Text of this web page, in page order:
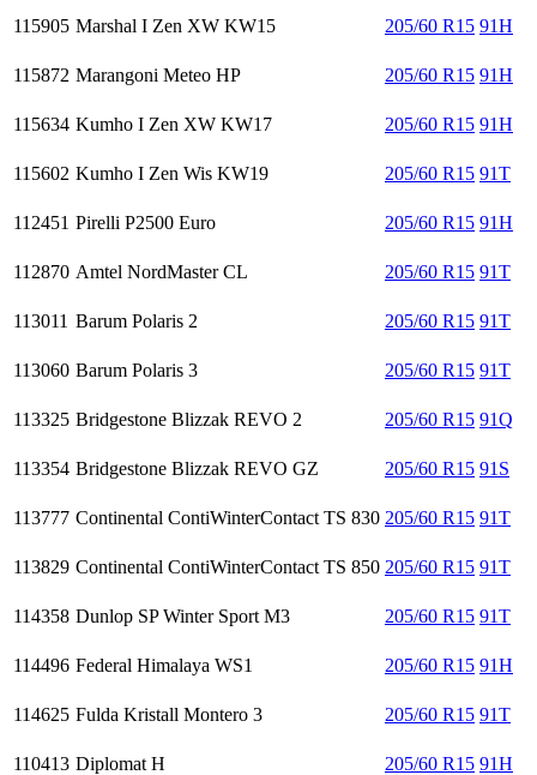
115905 Marshal I Zen XW KW15 205/60 R15 91H
115872 Marangoni Meteo HP 205/60 R15 91H
115634 Kumho I Zen XW KW17 205/60 R15 91H
115602 Kumho I Zen Wis KW19 205/60 R15 91T
112451 Pirelli P2500 Euro 205/60 R15 91H
112870 Amtel NordMaster CL 205/60 R15 91T
113011 Barum Polaris 2 205/60 R15 91T
113060 Barum Polaris 3 205/60 R15 91T
113325 Bridgestone Blizzak REVO 2 205/60 R15 91Q
113354 Bridgestone Blizzak REVO GZ 205/60 R15 91S
113777 Continental ContiWinterContact TS 830 205/60 R15 91T
113829 Continental ContiWinterContact TS 850 205/60 R15 91T
114358 Dunlop SP Winter Sport M3 205/60 R15 91T
114496 Federal Himalaya WS1 205/60 R15 91H
114625 Fulda Kristall Montero 3 205/60 R15 91T
110413 Diplomat H 205/60 R15 91H